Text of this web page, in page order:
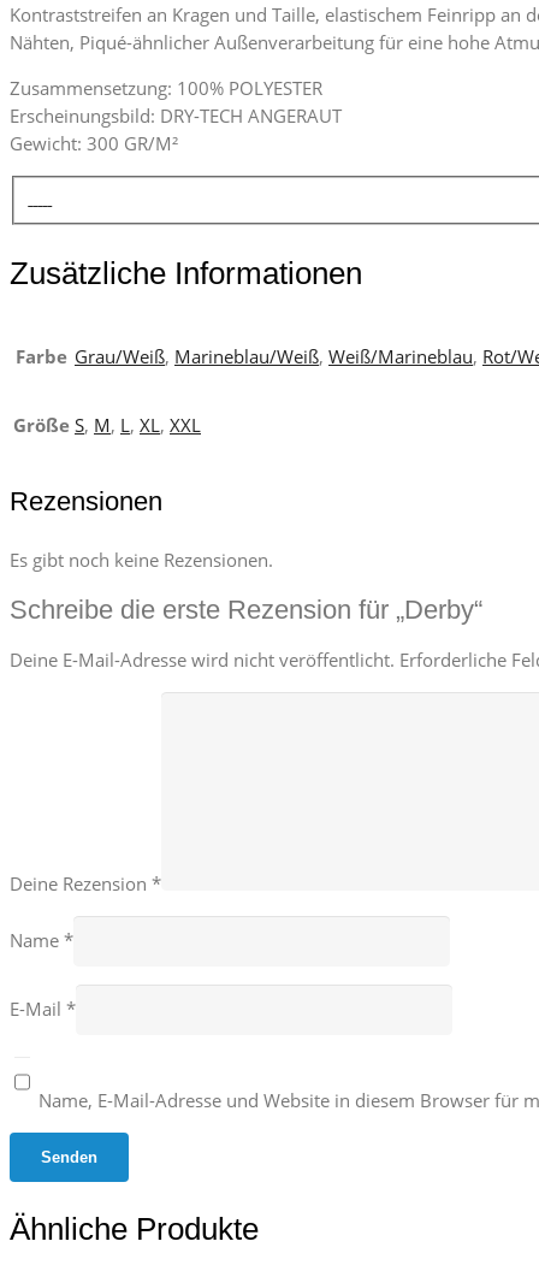
Kontraststreifen an Kragen und Taille, elastischem Feinripp an
Nähten, Piqué-ähnlicher Außenverarbeitung für eine hohe
Zusammensetzung: 100% POLYESTER
Erscheinungsbild: DRY-TECH ANGERAUT
Gewicht: 300 GR/M²
Zusätzliche Informationen
Farbe Grau/Weiß, Marineblau/Weiß, Weiß/Marineblau, Rot/
Größe S, M, L, XL, XXL
Rezensionen
Es gibt noch keine Rezensionen.
Schreibe die erste Rezension für „Derby“
Deine E-Mail-Adresse wird nicht veröffentlicht. Erforderliche
Deine Rezension *
Name *
E-Mail *
Name, E-Mail-Adresse und Website in diesem Browser für
Ähnliche Produkte